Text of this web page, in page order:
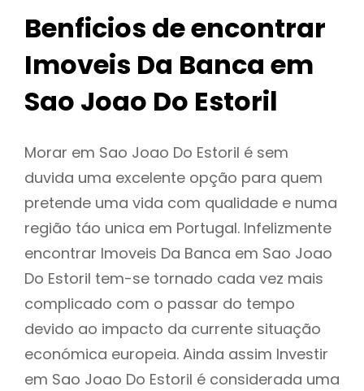
Benficios de encontrar
Imoveis Da Banca em
Sao Joao Do Estoril
Morar em Sao Joao Do Estoril é sem
duvida uma excelente opção para quem
pretende uma vida com qualidade e numa
região táo unica em Portugal. Infelizmente
encontrar Imoveis Da Banca em Sao Joao
Do Estoril tem-se tornado cada vez mais
complicado com o passar do tempo
devido ao impacto da currente situação
económica europeia. Ainda assim Investir
em Sao Joao Do Estoril é considerada uma